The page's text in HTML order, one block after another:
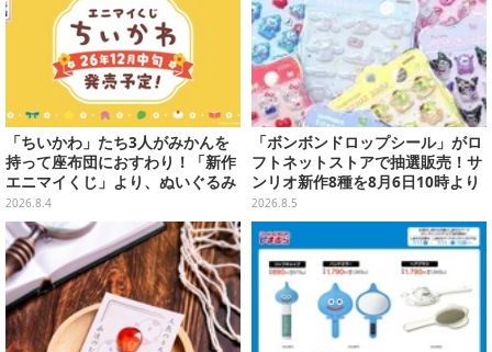
「ちいかわ」たち3人がみかんを
持って座布団におすわり！「新作
エニマイくじ」より、ぬいぐるみ
画像が初公開
2026.8.4
「ボンボンドロップシール」がロ
フトネットストアで抽選販売！サ
ンリオ新作8種を8月6日10時より
受付開始
2026.8.5